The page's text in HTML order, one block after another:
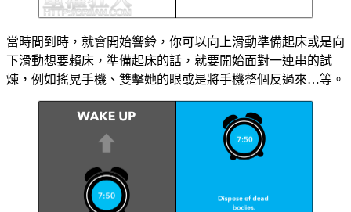
當時間到時，就會開始響鈴，你可以向上滑動準備起床或是向
下滑動想要賴床，準備起床的話，就要開始面對一連串的試
煉，例如搖晃手機、雙擊她的眼或是將手機整個反過來…等。